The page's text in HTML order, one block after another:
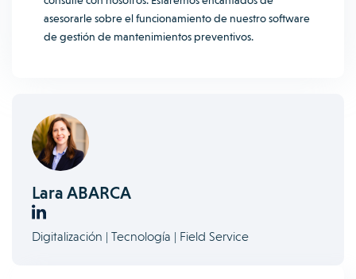
asesorarlesobre el funcionamiento de nuestro software
de gestión de mantenimientos preventivos.
Lara ABARCA
Digitalización | Tecnología | Field Service